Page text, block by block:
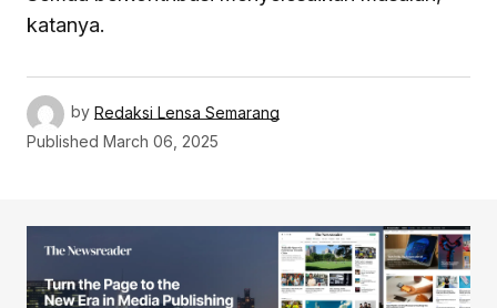
katanya.
by Redaksi Lensa Semarang
Published March 06, 2025